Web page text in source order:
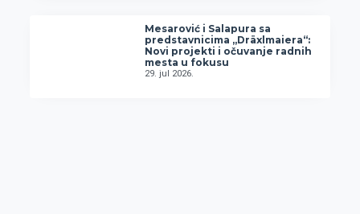
Mesarović i Salapura sa
predstavnicima „Dräxlmaiera“:
Novi projekti i očuvanje radnih
mesta u fokusu
29. jul 2026.